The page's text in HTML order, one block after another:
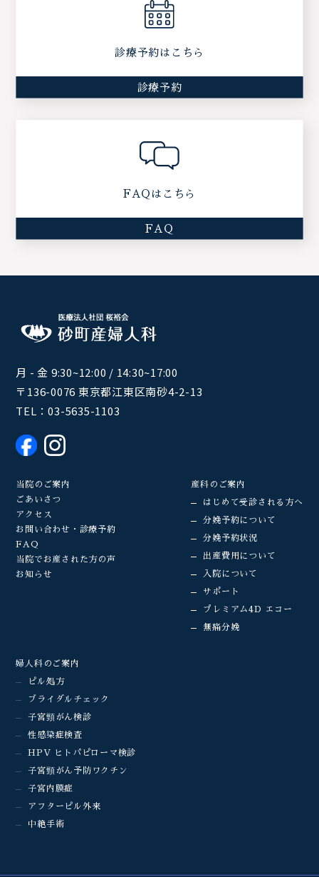
診療予約はこちら
診療予約
FAQはこちら
FAQ
月 - 金 9:30~12:00 / 14:30~17:00
〒136-0076 東京都江東区南砂4-2-13
TEL：03-5635-1103
当院のご案内
ごあいさつ
アクセス
お問い合わせ・診療予約
FAQ
当院でお産された方の声
お知らせ
産科のご案内
はじめて受診される方へ
分娩予約について
分娩予約状況
出産費用について
入院について
サポート
プレミアム4D エコー
無痛分娩
婦人科のご案内
ピル処方
ブライダルチェック
子宮頸がん検診
性感染症検査
HPV ヒトパピローマ検診
子宮頸がん予防ワクチン
子宮内膜症
アフターピル外来
中絶手術